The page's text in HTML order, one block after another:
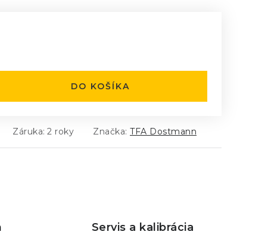
DO KOŠÍKA
Záruka: 2 roky Značka: TFA Dostmann
Servis a kalibrácia